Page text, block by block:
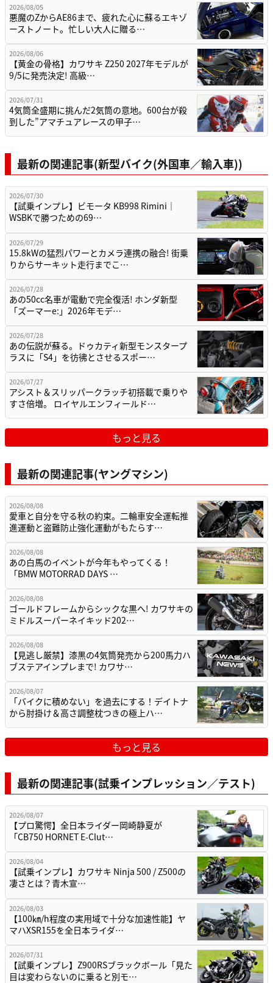
2026/08/05
悪魔のZからAE86まで、疲れた心に蘇るエキゾ
ーストノート。忙しい大人に贈る…
2026/08/06
【黄金の骨格】カワサキ Z250 2027年モデルが
9/5に発売決定! 高級…
2026/07/31
4気筒全盛期に挑んだ2気筒の意地。600台が殺
到した”アマチュアレースの甲子…
最新の関連記事(新型バイク(外国車／輸入車))
2026/07/30
【試乗インプレ】ビモータ KB998 Rimini｜
WSBKで勝つための69…
2026/07/29
15.8kWの猛烈パワーとカメラ連携の融合! 街乗
りからサーキット走行までこ…
2026/07/28
あの50cc名車が電動で完全復活! ホンダ新型
「ズーマーe:」2026年モデ…
2026/07/28
あの伝説が蘇る。ドゥカティ新型モンスタープ
ラスに「S4」を彷彿とさせるスポー…
2026/07/27
アシスト＆スリッパークラッチ初搭載で乗りや
すさ倍増。 ロイヤルエンフィールド…
もっと見る
最新の関連記事(ヤングマシン)
2026/08/08
愛車と自分を守る秋の約束。二輪車安全運転推
進運動と盗難防止強化運動がもたらす…
2026/08/08
あの白馬のイベントが今年もやってくる！
「BMW MOTORRAD DAYS …
2026/08/08
ゴールドフレームからシックな黒へ! カワサキの
ミドルスーパーネイキッド202…
2026/08/08
【見逃し厳禁】漆黒の4気筒発売から200馬力ハ
ブステアインプレまで! カワサ…
2026/08/07
「バイクに積めない」を過去にする！デイトナ
から肘掛け＆高さ調整枕つきの極上ハ…
もっと見る
最新の関連記事(試乗インプレッション／テスト)
2026/08/07
【プロ驚愕】全日本ライダー岡崎静夏が
「CB750 HORNET E-Clut…
2026/08/04
【試乗インプレ】カワサキ Ninja 500 / Z500の
凄さとは？青木宣…
2026/08/03
【100㎞/h程度の実用域で十分な加速性能】ヤ
マハXSR155を全日本ライダ…
2026/07/31
【試乗インプレ】Z900RSブラックボール「見た
目は変わらないのに乗ると別モ…